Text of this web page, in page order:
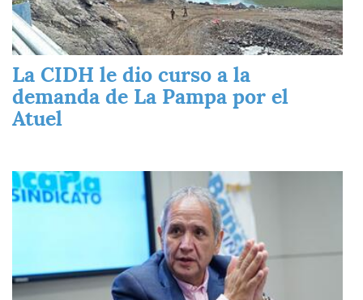
La CIDH le dio curso a la
demanda de La Pampa por el
Atuel
Imagen